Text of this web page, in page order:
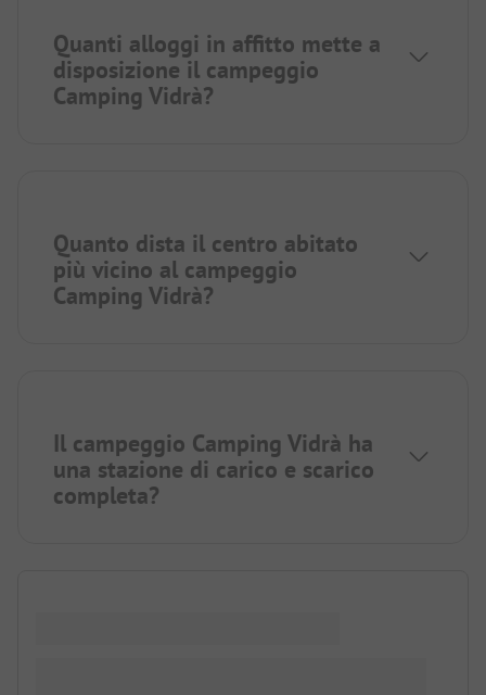
Quanti alloggi in affitto mette a
disposizione il campeggio
Camping Vidrà?
Quanto dista il centro abitato
più vicino al campeggio
Camping Vidrà?
Il campeggio Camping Vidrà ha
una stazione di carico e scarico
completa?